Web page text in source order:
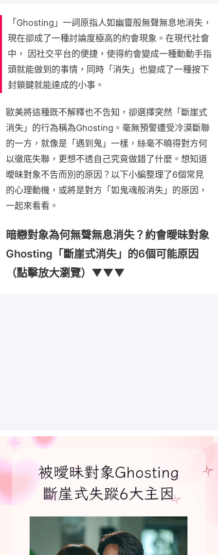
「Ghosting」一詞原指人如幽靈般無聲無息地消失，
現在卻成了一種討論度極高的約會現象。在現代社會
中， 因社交平台的便捷，使得約會變成一種動動手指
頭就能做到的事情，同時「消失」也變成了一種按下
封鎖鍵就能達成的小事。
歐美將這種既不解釋也不告知，卻選擇突然「斷崖式
消失」的行為稱為Ghosting。毫無預警遭受冷漠斷聯
的一方，就像是「遇到鬼」一樣，絲毫不曉得對方何
以徹底失聯，更想不透自己究竟做錯了什麼。想知道
曖昧對象不告而別的原因？以下小編整理了6個常見
的心理動機，或將是對方「如鬼魂般消失」的原因，
一起來看看。
暗戀對象為何無聲無息消失？約會曖昧對象
Ghosting「斷崖式消失」的6個可能原因
（點擊放大瀏覽）▼▼▼